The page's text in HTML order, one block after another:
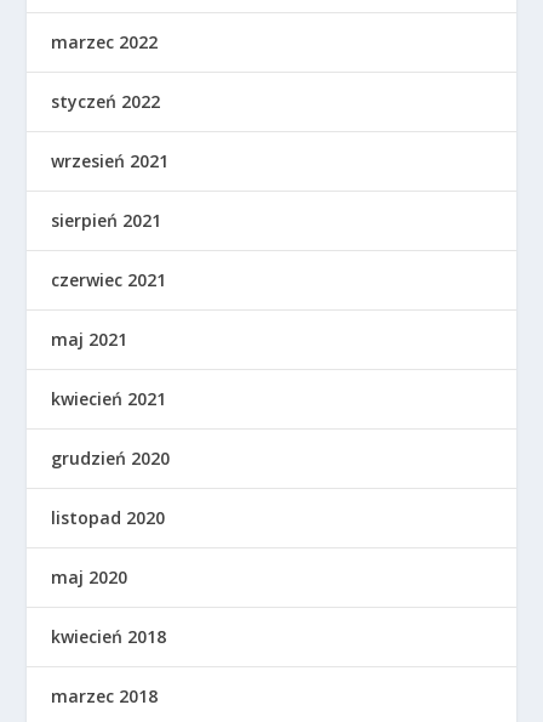
marzec 2022
styczeń 2022
wrzesień 2021
sierpień 2021
czerwiec 2021
maj 2021
kwiecień 2021
grudzień 2020
listopad 2020
maj 2020
kwiecień 2018
marzec 2018